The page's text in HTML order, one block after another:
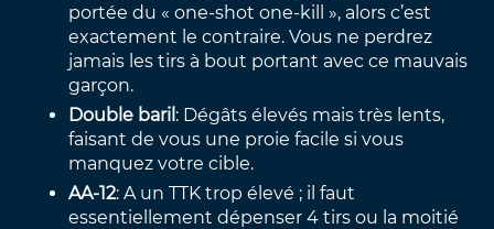
portée du « one-shot one-kill », alors c’est
exactement le contraire. Vous ne perdrez
jamais les tirs à bout portant avec ce mauvais
garçon.
Double baril : Dégâts élevés mais très lents,
faisant de vous une proie facile si vous
manquez votre cible.
AA-12: A un TTK trop élevé ; il faut
essentiellement dépenser 4 tirs ou la moitié